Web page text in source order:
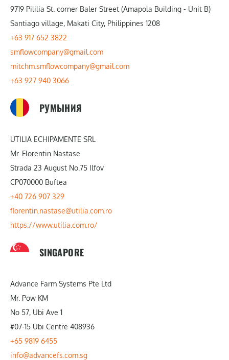
9719 Pililia St. corner Baler Street (Amapola Building - Unit B)
Santiago village, Makati City, Philippines 1208
+63 917 652 3822
smflowcompany@gmail.com
mitchm.smflowcompany@gmail.com
+63 927 940 3066
РУМЫНИЯ
UTILIA ECHIPAMENTE SRL
Mr. Florentin Nastase
Strada 23 August No.75 Ilfov
CP070000 Buftea
+40 726 907 329
florentin.nastase@utilia.com.ro
https://www.utilia.com.ro/
SINGAPORE
Advance Farm Systems Pte Ltd
Mr. Pow KM
No 57, Ubi Ave 1
#07-15 Ubi Centre 408936
+65 9819 6455
info@advancefs.com.sg